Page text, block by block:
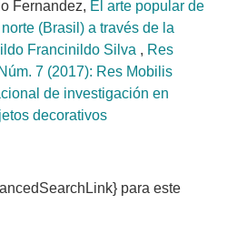
Fernandez, El arte popular de
(Brasil) a través de la
Francinildo Silva , Res
7 (2017): Res Mobilis
de investigación en
decorativos
para este